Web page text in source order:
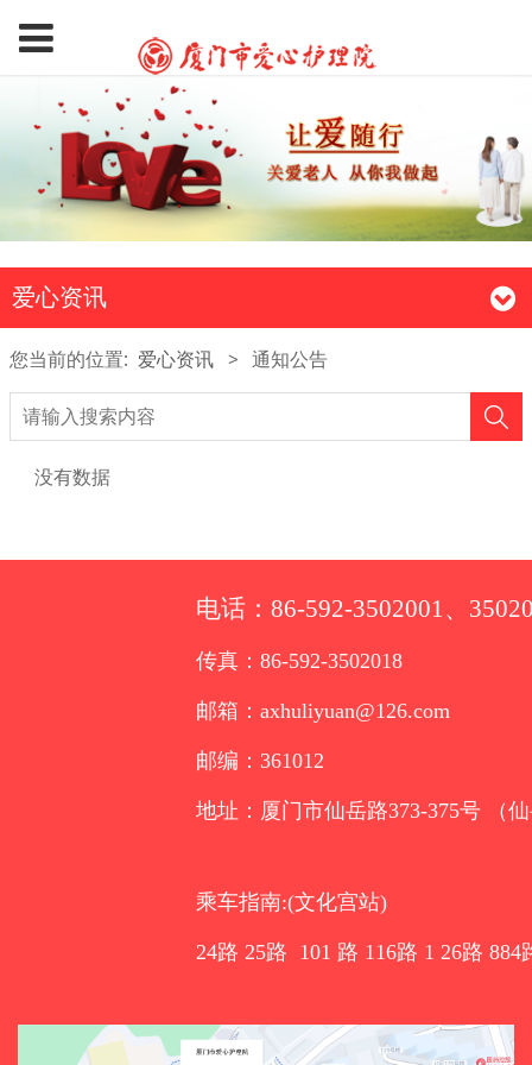
爱心资讯
您当前的位置: 爱心资讯 > 通知公告
没有数据
电话：86-592-3502001、
传真：86-592-3502018
邮箱：axhuliyuan@126.com
邮编：361012
地址：厦门市仙岳路373-375号 （
乘车指南:(文化宫站)
24路 25路 101 路 116路 1 26路 884